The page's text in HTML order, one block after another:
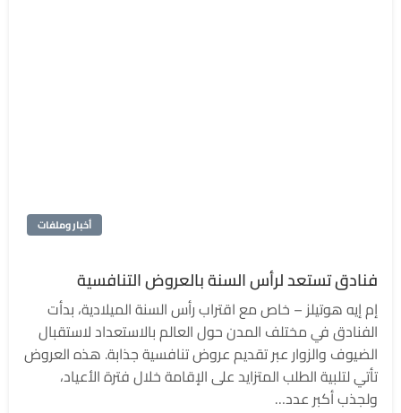
أخبار وملفات
فنادق تستعد لرأس السنة بالعروض التنافسية
إم إيه هوتيلز – خاص مع اقتراب رأس السنة الميلادية، بدأت
الفنادق في مختلف المدن حول العالم بالاستعداد لاستقبال
الضيوف والزوار عبر تقديم عروض تنافسية جذابة. هذه العروض
تأتي لتلبية الطلب المتزايد على الإقامة خلال فترة الأعياد،
ولجذب أكبر عدد…